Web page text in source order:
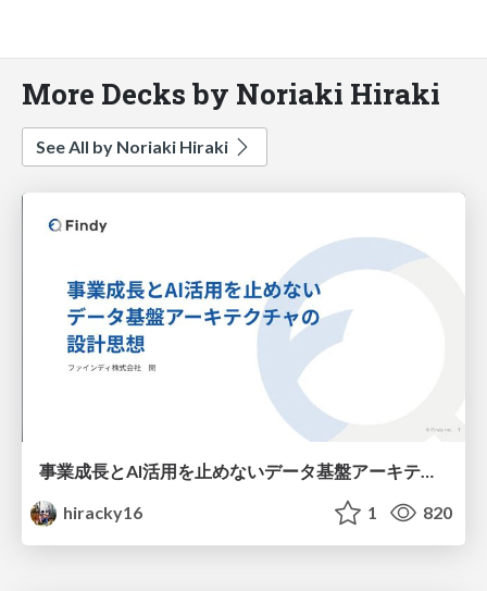
More Decks by Noriaki Hiraki
See All by Noriaki Hiraki
事業成長とAI活用を止めないデータ基盤アーキテクチャの設計思想
hiracky16
1 820